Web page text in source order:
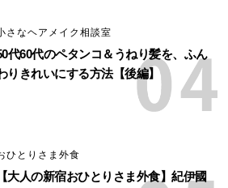
さなヘアメイク相談室
代60代のペタンコ＆うねり髪を、ふん
りきれいにする方法【後編】
ひとりさま外食
【大人の新宿おひとりさま外食】紀伊國